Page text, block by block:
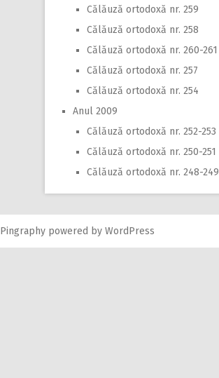
Călăuză ortodoxă nr. 259
Călăuză ortodoxă nr. 258
Călăuză ortodoxă nr. 260-261
Călăuză ortodoxă nr. 257
Călăuză ortodoxă nr. 254
Anul 2009
Călăuză ortodoxă nr. 252-253
Călăuză ortodoxă nr. 250-251
Călăuză ortodoxă nr. 248-249
Pingraphy powered by WordPress